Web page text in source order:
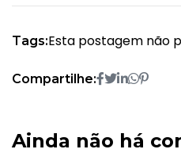
Tags:Esta postagem não
Compartilhe:
Ainda não há